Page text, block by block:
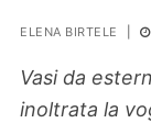
PIANTE
Ortaggio
Search for:
ELENA BIRTELE
Vasi da
inoltrata la